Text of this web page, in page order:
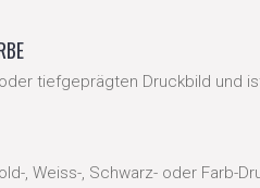
tiefgeprägten Druckbild und
, Weiss-, Schwarz- oder Farb-